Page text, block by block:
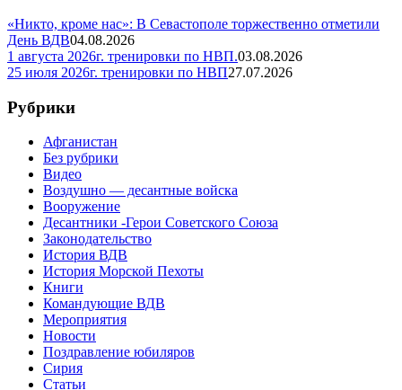
«Никто, кроме нас»: В Севастополе торжественно отметили
День ВДВ04.08.2026
1 августа 2026г. тренировки по НВП.03.08.2026
25 июля 2026г. тренировки по НВП27.07.2026
Рубрики
Афганистан
Без рубрики
Видео
Воздушно — десантные войска
Вооружение
Десантники -Герои Советского Союза
Законодательство
История ВДВ
История Морской Пехоты
Книги
Командующие ВДВ
Мероприятия
Новости
Поздравление юбиляров
Сирия
Статьи